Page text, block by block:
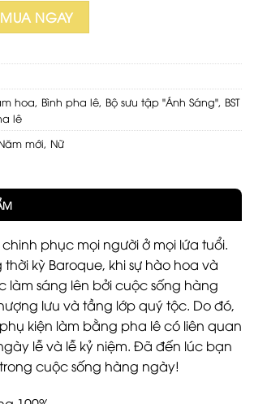
tập " Ánh sáng " số lượng
MUA NGAY
hoa Bình pha lê Bộ sưu tập "Ánh Sáng" BST
lê
mới Nữ
phục mọi người ở mọi lứa tuổi.
kỳ Baroque, khi sự hào hoa và
làm sáng lên bởi cuộc sống hàng
lưu và tầng lớp quý tộc. Do đó,
kiện làm bằng pha lê có liên quan
lễ và lễ kỷ niệm. Đã đến lúc bạn
cuộc sống hàng ngày!